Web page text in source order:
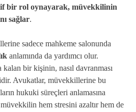
bir rol oynayarak, müvekkilinin
sağlar.
sadece mahkeme salonunda
anlamında da yardımcı olur.
kalan bir kişinin, nasıl davranması
Avukatlar, müvekkillerine bu
hukuki süreçleri anlamasına
hem stresini azaltır hem de